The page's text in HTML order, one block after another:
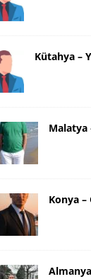
Kütahya –
Malatya
Konya